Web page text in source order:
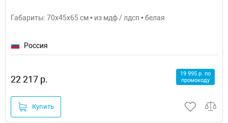
Габариты: 70x45x65 см • из мдф / лдсп • белая
Россия
22 217 р.
19 995 р. по
промокоду
Купить